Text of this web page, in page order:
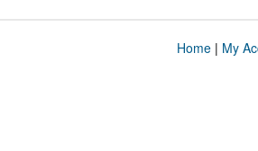
Home| My